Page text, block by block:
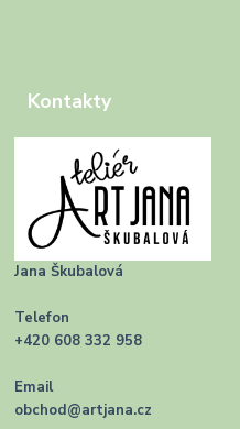
Kontakty
Jana Škubalová
Telefon
+420 608 332 958
Email
obchod@artjana.cz